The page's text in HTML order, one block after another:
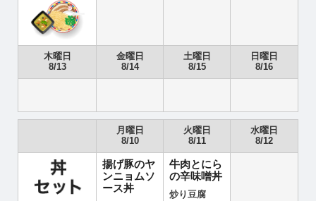
木曜日
8/13
金曜日
8/14
土曜日
8/15
日曜日
8/16
月曜日
8/10
火曜日
8/11
水曜日
8/12
揚げ豚のヤ
ンニョムソ
ース丼
牛肉とにら
の辛味噌丼
炒り豆腐